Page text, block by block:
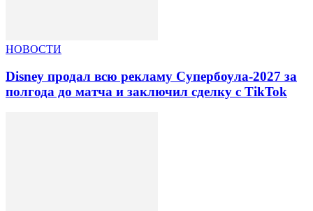
НОВОСТИ
Disney продал всю рекламу Супербоула-2027 за
полгода до матча и заключил сделку с TikTok